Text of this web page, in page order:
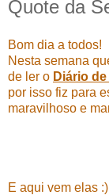
Quote da
Bom dia a todos!
Nesta semana
de ler o Diário
por isso fiz para
maravilhoso e
E aqui vem elas :)